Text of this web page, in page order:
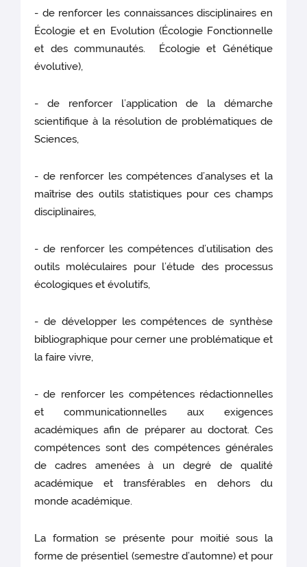
- de renforcer les connaissances disciplinaires en
Écologie et en Evolution (Écologie Fonctionnelle
et des communautés. Écologie et Génétique
évolutive),
- de renforcer l’application de la démarche
scientifique à la résolution de problématiques de
Sciences,
- de renforcer les compétences d’analyses et la
maîtrise des outils statistiques pour ces champs
disciplinaires,
- de renforcer les compétences d’utilisation des
outils moléculaires pour l’étude des processus
écologiques et évolutifs,
- de développer les compétences de synthèse
bibliographique pour cerner une problématique et
la faire vivre,
- de renforcer les compétences rédactionnelles
et communicationnelles aux exigences
académiques afin de préparer au doctorat. Ces
compétences sont des compétences générales
de cadres amenées à un degré de qualité
académique et transférables en dehors du
monde académique.
La formation se présente pour moitié sous la
forme de présentiel (semestre d’automne) et pour